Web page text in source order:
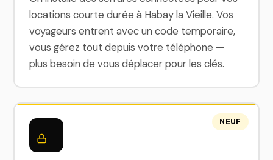
locations courte durée à Habay la Vieille. Vos
voyageurs entrent avec un code temporaire,
vous gérez tout depuis votre téléphone —
plus besoin de vous déplacer pour les clés.
NEUF